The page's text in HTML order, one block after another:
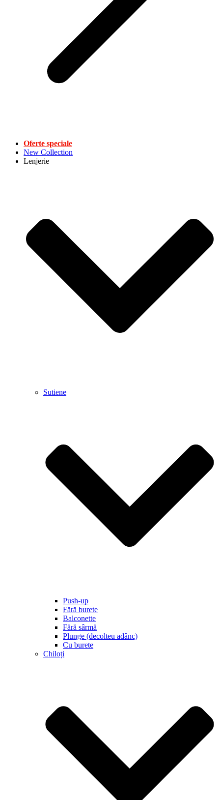
Oferte speciale
New Collection
Lenjerie
Sutiene
Push-up
Fără burete
Balconette
Fără sârmă
Plunge (decolteu adânc)
Cu burete
Chiloți